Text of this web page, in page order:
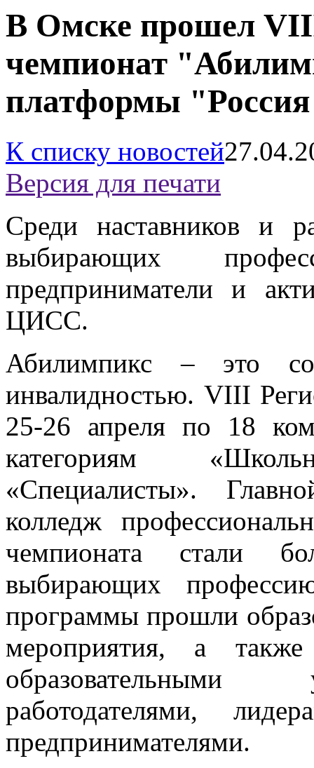
В Омске прошел
чемпионат
платформы "Россия
К списку новостей
Версия для печати
Среди наставников и
выбирающих
предприниматели и
ЦИСС.
Абилимпикс – это
инвалидностью. VIII
25-26 апреля по 18
категориям
«Специалисты».
колледж
чемпионата стали
выбирающих
программы прошли
мероприятия, а также
работодателями,
предпринимателями.